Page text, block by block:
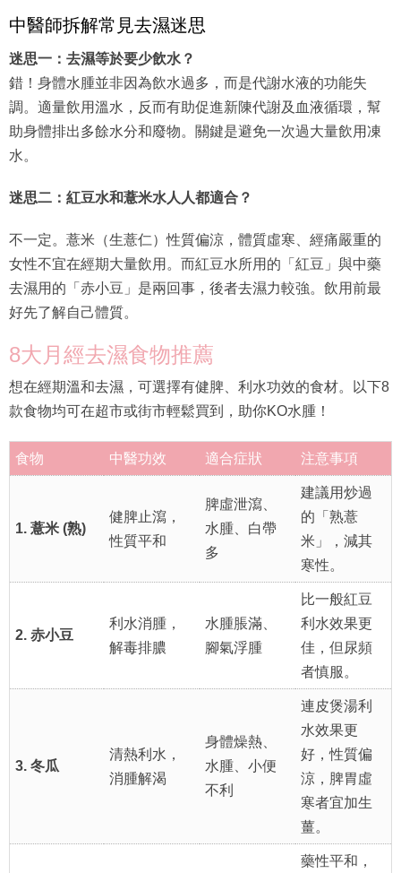
中醫師拆解常見去濕迷思
迷思一：去濕等於要少飲水？
錯！身體水腫並非因為飲水過多，而是代謝水液的功能失
調。適量飲用溫水，反而有助促進新陳代謝及血液循環，幫
助身體排出多餘水分和廢物。關鍵是避免一次過大量飲用凍
水。
迷思二：紅豆水和薏米水人人都適合？
不一定。薏米（生薏仁）性質偏涼，體質虛寒、經痛嚴重的
女性不宜在經期大量飲用。而紅豆水所用的「紅豆」與中藥
去濕用的「赤小豆」是兩回事，後者去濕力較強。飲用前最
好先了解自己體質。
8大月經去濕食物推薦
想在經期溫和去濕，可選擇有健脾、利水功效的食材。以下8
款食物均可在超市或街市輕鬆買到，助你KO水腫！
食物 中醫功效 適合症狀 注意事項
1. 薏米 (熟)
健脾止瀉，
性質平和
脾虛泄瀉、
水腫、白帶
多
建議用炒過
的「熟薏
米」，減其
寒性。
2. 赤小豆
利水消腫，
解毒排膿
水腫脹滿、
腳氣浮腫
比一般紅豆
利水效果更
佳，但尿頻
者慎服。
3. 冬瓜
清熱利水，
消腫解渴
身體燥熱、
水腫、小便
不利
連皮煲湯利
水效果更
好，性質偏
涼，脾胃虛
寒者宜加生
薑。
藥性平和，